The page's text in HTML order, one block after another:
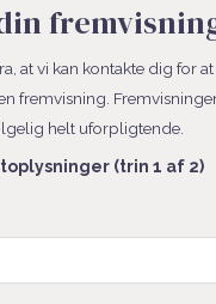
at vi kan kontakte dig for
fremvisning.
helt uforpligtende.
(trin 1 af 2)